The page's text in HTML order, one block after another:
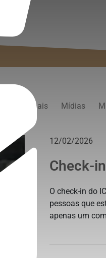
Jornais Mídias
12/02/2026
Check-
O check-in do
pessoas que
apenas um